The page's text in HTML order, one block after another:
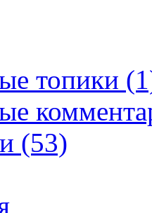
топики
(53)